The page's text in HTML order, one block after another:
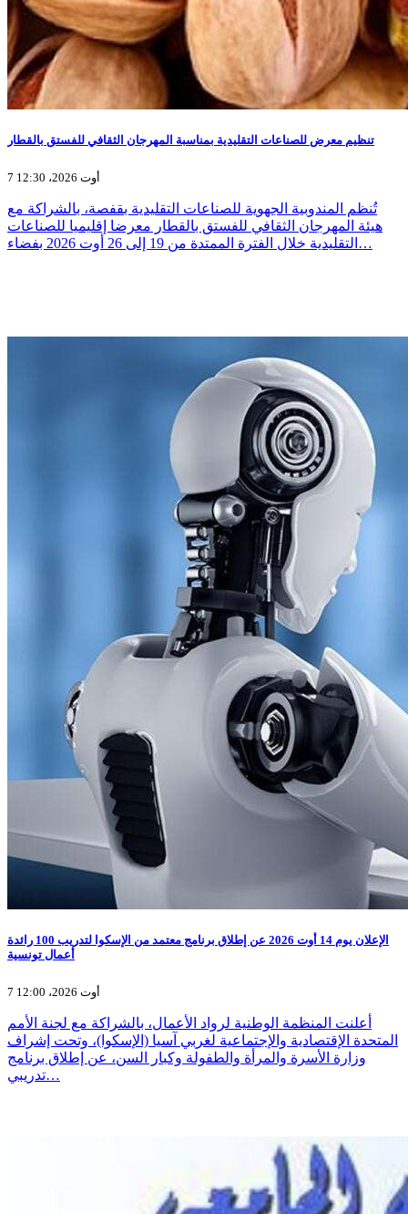
تنظيم معرض للصناعات التقليدية بمناسبة المهرجان الثقافي للفستق بالقطار
7 أوت 2026، 12:30
تُنظم المندوبية الجهوية للصناعات التقليدية بقفصة، بالشراكة مع
هيئة المهرجان الثقافي للفستق بالقطار معرضا إقليميا للصناعات
التقليدية خلال الفترة الممتدة من 19 إلى 26 أوت 2026 بفضاء…
الإعلان يوم 14 أوت 2026 عن إطلاق برنامج معتمد من الإسكوا لتدريب 100 رائدة
أعمال تونسية
7 أوت 2026، 12:00
أعلنت المنظمة الوطنية لرواد الأعمال، بالشراكة مع لجنة الأمم
المتحدة الإقتصادية والإجتماعية لغربي آسيا (الإسكوا)، وتحت إشراف
وزارة الأسرة والمرأة والطفولة وكبار السن، عن إطلاق برنامج
تدريبي…